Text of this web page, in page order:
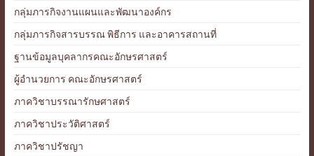
กลุ่มภารกิจงานแผนและพัฒนาองค์กร
กลุ่มภารกิจสารบรรณ พิธีการ และอาคารสถานที่
ฐานข้อมูลบุคลากรคณะอักษรศาสตร์
ผู้อำนวยการ คณะอักษรศาสตร์
ภาควิชาบรรณารักษศาสตร์
ภาควิชาประวัติศาสตร์
ภาควิชาปรัชญา